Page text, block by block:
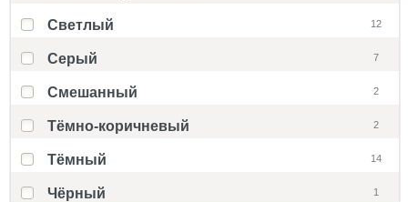
Светлый 12
Серый 7
Смешанный 2
Тёмно-коричневый 2
Тёмный 14
Чёрный 1